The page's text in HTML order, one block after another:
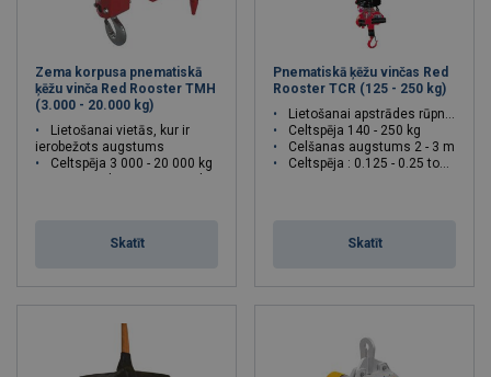
Zema korpusa pnematiskā
ķēžu vinča Red Rooster TMH
(3.000 - 20.000 kg)
Lietošanai vietās, kur ir
ierobežots augstums
Celtspēja 3 000 - 20 000 kg
Skatīt
Pnematiskā ķēžu vinčas Red
Rooster TCR (125 - 250 kg)
Lietošanai apstrādes rūpniecībā
Celtspēja 140 - 250 kg
Celšanas augstums 2 - 3 m
Celtspēja : 0.125 - 0.25 tonnas
Skatīt